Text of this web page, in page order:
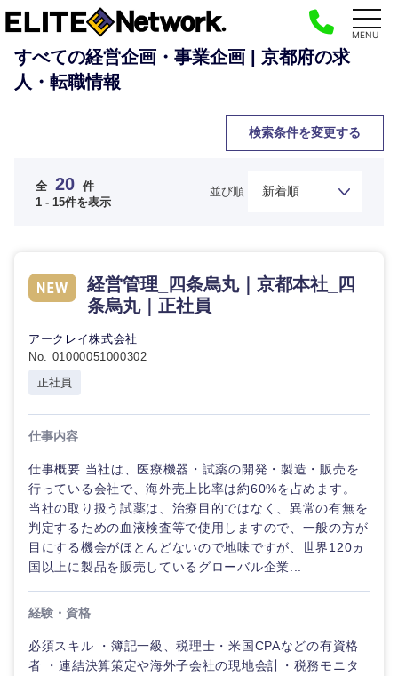
MENU
すべての経営企画・事業企画 | 京都府の求
人・転職情報
検索条件を変更する
ご希望の職種を選択してください
ご希望の職種を選択してください
ご希望の業界を選択してください
ご希望の勤務地を選択してください
ご希望条件を入力ください
全 20 件
1 - 15件を表示
並び順
経営管理_四条烏丸｜京都本社_四
条烏丸｜正社員
アークレイ株式会社
No. 01000051000302
正社員
仕事内容
仕事概要 当社は、医療機器・試薬の開発・製造・販売を
行っている会社で、海外売上比率は約60%を占めます。
当社の取り扱う試薬は、治療目的ではなく、異常の有無を
判定するための血液検査等で使用しますので、一般の方が
目にする機会がほとんどないので地味ですが、世界120ヵ
国以上に製品を販売しているグローバル企業...
経験・資格
必須スキル ・簿記一級、税理士・米国CPAなどの有資格
者 ・連結決算策定や海外子会社の現地会計・税務モニタ